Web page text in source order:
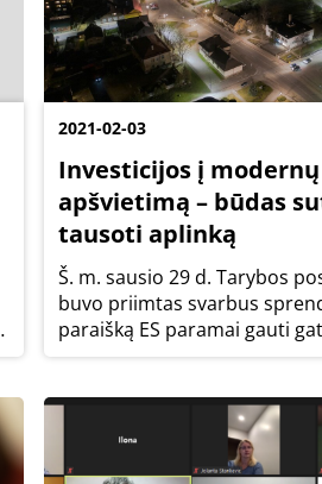
2021-02-03
Investicijos į
apšvietimą – būdas
tausoti aplinką
Š. m. sausio 29 d. Tarybos
buvo priimtas svarbus
paraišką ES paramai gauti
apšvietimo modernizavimo
etapo finansavimo sutartis
verslo...